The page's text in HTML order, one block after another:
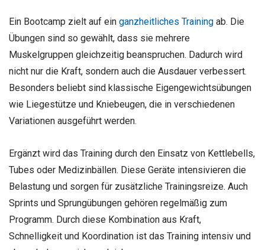
Ein Bootcamp zielt auf ein ganzheitliches Training ab. Die
Übungen sind so gewählt, dass sie mehrere
Muskelgruppen gleichzeitig beanspruchen. Dadurch wird
nicht nur die Kraft, sondern auch die Ausdauer verbessert.
Besonders beliebt sind klassische Eigengewichtsübungen
wie Liegestütze und Kniebeugen, die in verschiedenen
Variationen ausgeführt werden.
Ergänzt wird das Training durch den Einsatz von Kettlebells,
Tubes oder Medizinbällen. Diese Geräte intensivieren die
Belastung und sorgen für zusätzliche Trainingsreize. Auch
Sprints und Sprungübungen gehören regelmäßig zum
Programm. Durch diese Kombination aus Kraft,
Schnelligkeit und Koordination ist das Training intensiv und